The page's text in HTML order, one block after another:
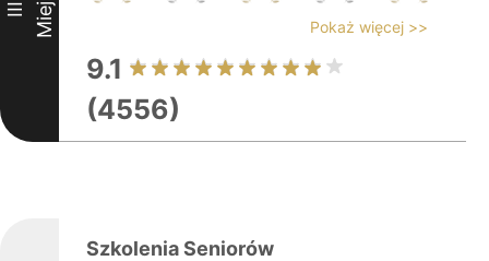
III
Pokaż więcej >>
9.1
(4556)
Szkolenia Seniorów